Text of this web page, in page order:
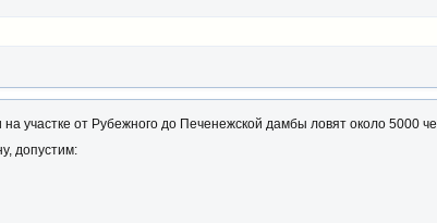
участке от Рубежного до Печенежской дамбы ловят около 5000
допустим: